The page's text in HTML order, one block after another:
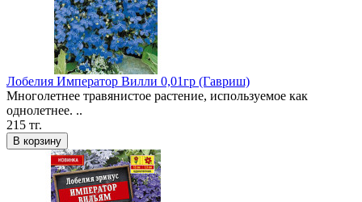
Лобелия Император Вилли 0,01гр (Гавриш)
Многолетнее травянистое растение, используемое как
однолетнее. ..
215 тг.
В корзину